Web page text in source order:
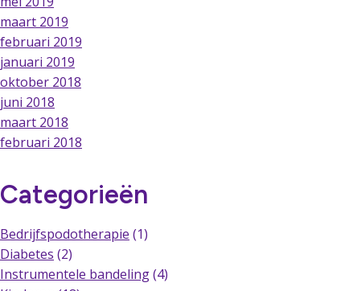
maart 2019
februari 2019
januari 2019
oktober 2018
juni 2018
maart 2018
februari 2018
Categorieën
Bedrijfspodotherapie (1)
Diabetes (2)
Instrumentele bandeling(4)